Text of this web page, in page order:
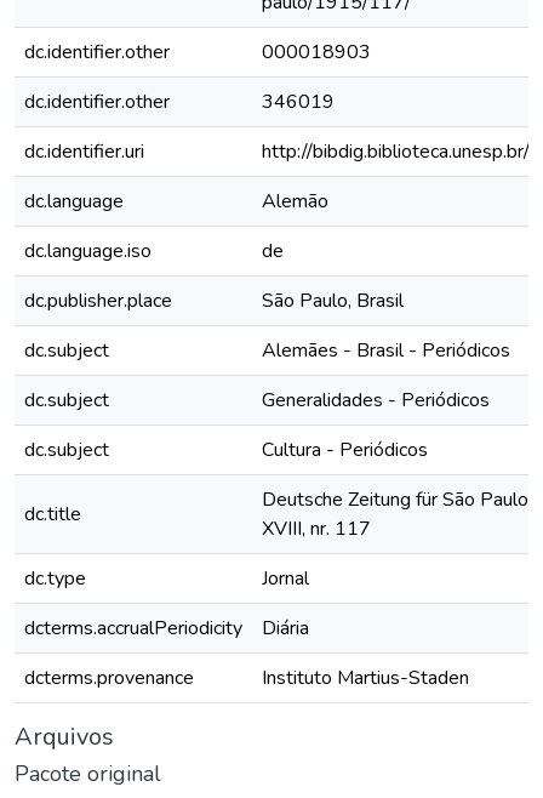
dc.identifier.other
000018903
dc.identifier.other
346019
dc.identifier.uri
http://
dc.language
Alemão
dc.language.iso
de
dc.publisher.place
São Paulo, Brasil
dc.subject
Alemães - Brasil - Periódicos
dc.subject
Generalidades - Periódicos
dc.subject
Cultura - Periódicos
dc.title
Deutsche Zeitung für São Paulo,
XVIII, nr. 117
dc.type
Jornal
dcterms.accrualPeriodicity
Diária
dcterms.provenance
Instituto Martius-Staden
Arquivos
Pacote original